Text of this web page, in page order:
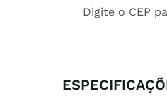
Digite o CEP